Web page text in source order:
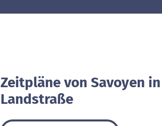
Zeitpläne von Savoyen
Landstraße